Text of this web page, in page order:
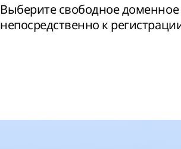
Выберите свободное
непосредственно к